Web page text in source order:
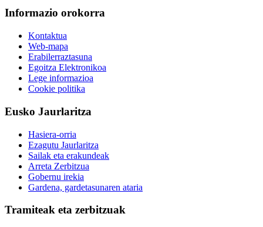
Informazio orokorra
Kontaktua
Web-mapa
Erabilerraztasuna
Egoitza Elektronikoa
Lege informazioa
Cookie politika
Eusko Jaurlaritza
Hasiera-orria
Ezagutu Jaurlaritza
Sailak eta erakundeak
Arreta Zerbitzua
Gobernu irekia
Gardena, gardetasunaren ataria
Tramiteak eta zerbitzuak